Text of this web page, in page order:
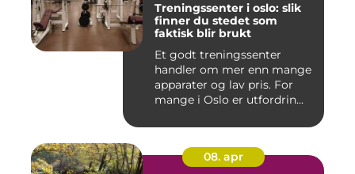
Treningssenter i oslo: slik
finner du stedet som
faktisk blir brukt
Et godt treningssenter
handler om mer enn mange
apparater og lav pris. For
mange i Oslo er utfordrin...
08. apr